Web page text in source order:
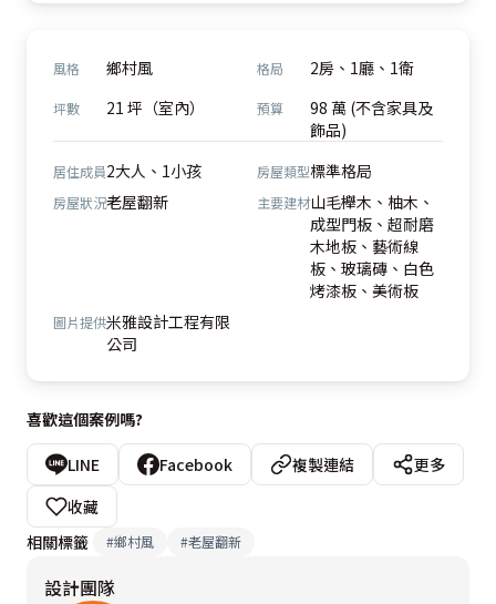
風格 鄉村風 格局 2房、1廳、1衛
坪數 21 坪（室內） 預算
98 萬 (不含家具及
飾品)
居住成員2大人、1小孩 房屋類型標準格局
房屋狀況老屋翻新 主要建材山毛櫸木、柚木、
成型門板、超耐磨
木地板、藝術線
板、玻璃磚、白色
烤漆板、美術板
圖片提供米雅設計工程有限
公司
喜歡這個案例嗎?
LINE Facebook 複製連結
更多
收藏
相關標籤
#鄉村風 #老屋翻新
設計團隊